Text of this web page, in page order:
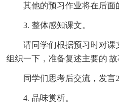
其他的预习作业将在后面
3. 整体感知课文。
请同学们根据预习时对课
组织一下，准备复述主要的
同学们思考后交流，发言2-
4. 品味赏析。